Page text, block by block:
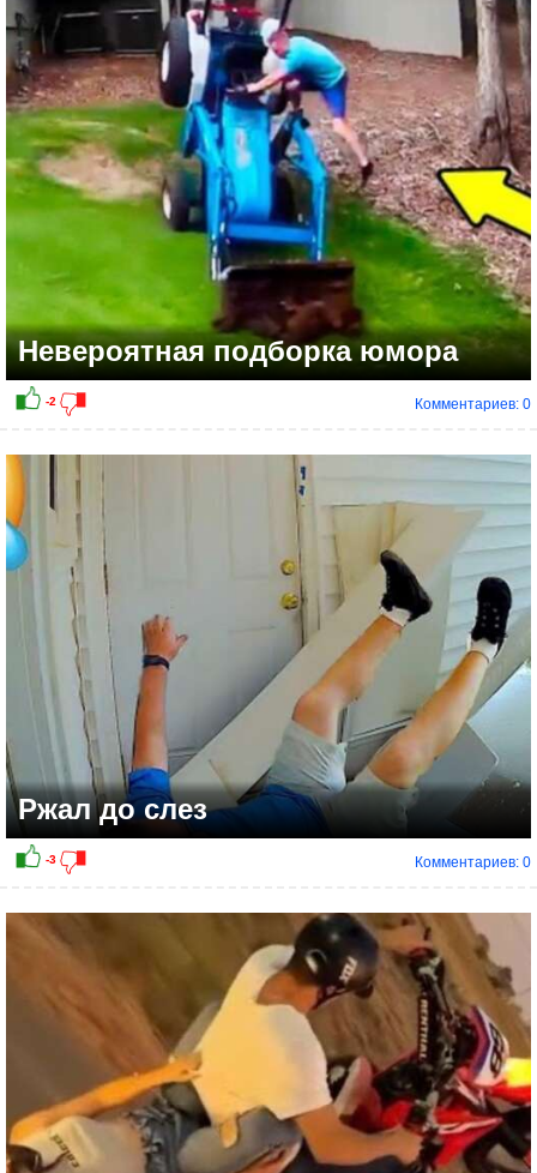
Невероятная подборка юмора
Комментариев: 0
Ржал до слез
Комментариев: 0